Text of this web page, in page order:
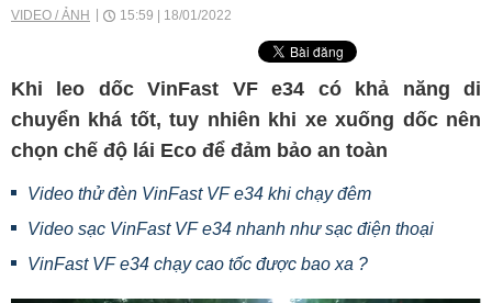
VIDEO / ẢNH 15:59 | 18/01/2022
Khi leo dốc VinFast VF e34 có khả năng di
chuyển khá tốt, tuy nhiên khi xe xuống dốc nên
chọn chế độ lái Eco để đảm bảo an toàn
Video thử đèn VinFast VF e34 khi chạy đêm
Video sạc VinFast VF e34 nhanh như sạc điện thoại
VinFast VF e34 chạy cao tốc được bao xa ?